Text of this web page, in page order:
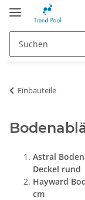
Einbauteile
Astral
Deckel rund
Hayward
cm